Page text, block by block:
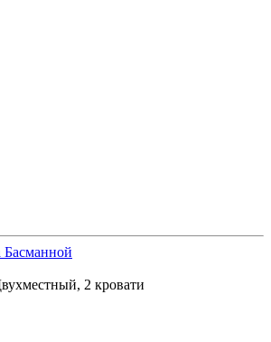
Басманной
2 кровати